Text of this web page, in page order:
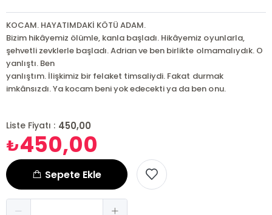
KOCAM. HAYATIMDAKİ KÖTÜ ADAM.
Bizim hikâyemiz ölümle, kanla başladı. Hikâyemiz oyunlarla,
şehvetli zevklerle başladı. Adrian ve ben birlikte olmamalıydık. O
yanlıştı. Ben
yanlıştım. İlişkimiz bir felaket timsaliydi. Fakat durmak
imkânsızdı. Ya kocam beni yok edecekti ya da ben onu.
Liste Fiyatı : 450,00
₺450,00
Sepete Ekle